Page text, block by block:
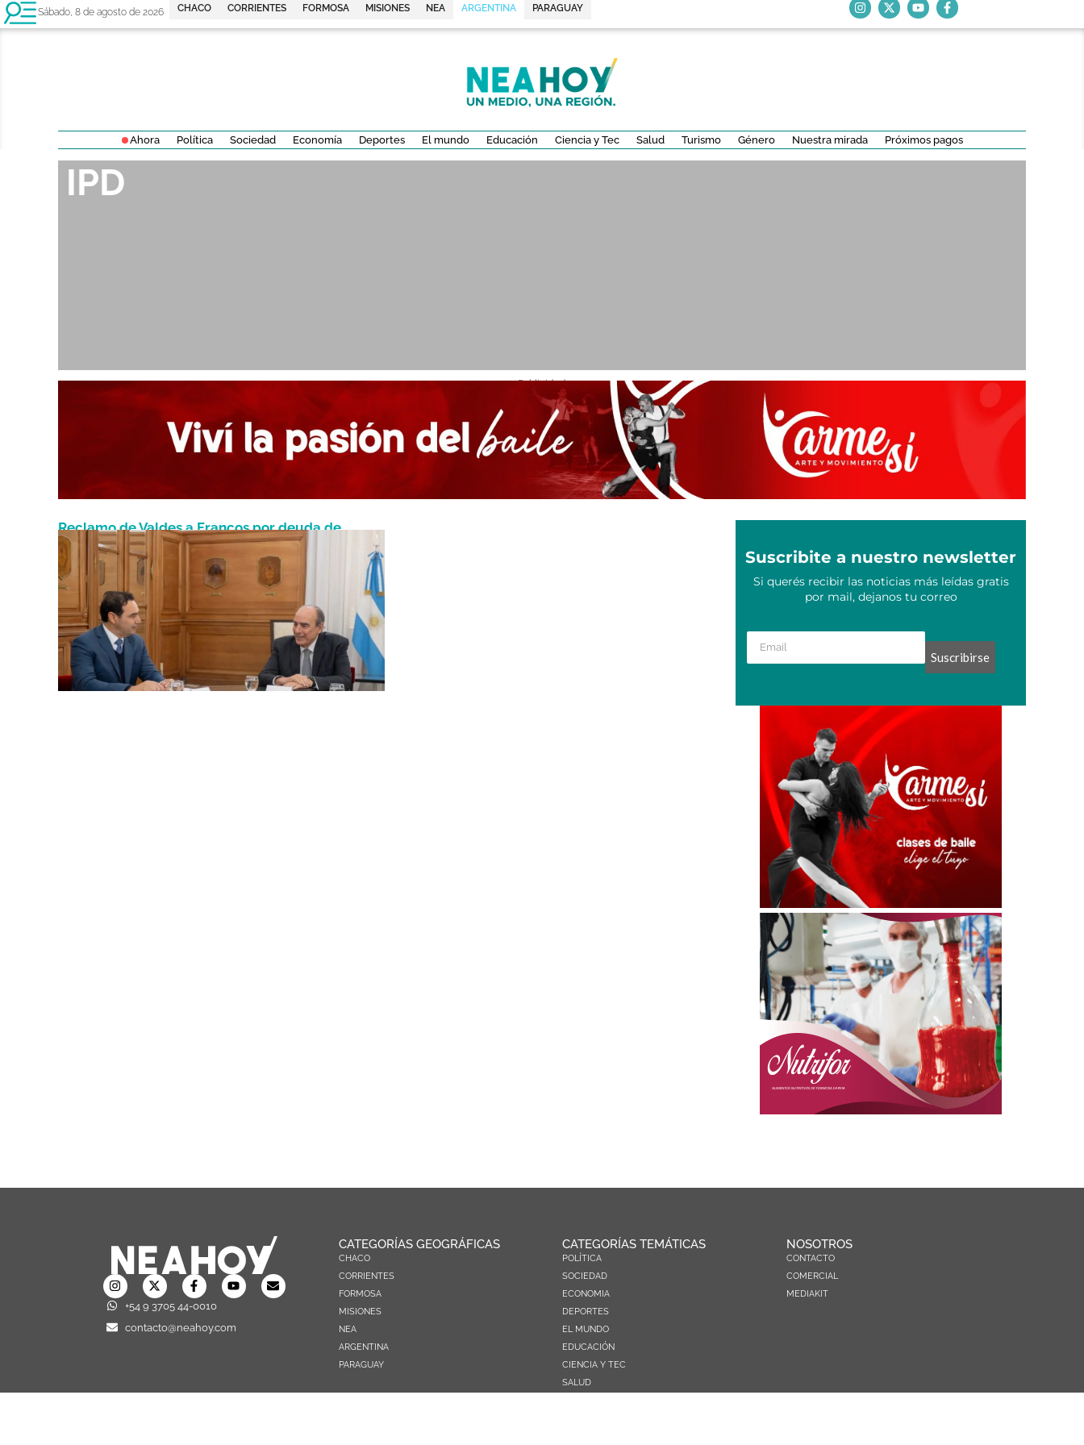
Sábado, 8 de agosto de 2026 CHACO CORRIENTES FORMOSA MISIONES NEA ARGENTINA PARAGUAY
Ahora Política Sociedad Economía Deportes El mundo Educación Ciencia y Tec Salud Turismo Género Nuestra mirada Próximos pagos
IPD
- Publicidad -
Reclamo de Valdes a Francos por deuda de
ANSES con Corrientes
Septiembre 9, 2024
Suscribite a nuestro newsletter
Si querés recibir las noticias más leídas gratis
por mail, dejanos tu correo
Suscribirse
+54 9 3705 44-0010
contacto@neahoy.com
CATEGORÍAS GEOGRÁFICAS
CHACO
CORRIENTES
FORMOSA
MISIONES
NEA
ARGENTINA
PARAGUAY
CATEGORÍAS TEMÁTICAS
POLÍTICA
SOCIEDAD
ECONOMIA
DEPORTES
EL MUNDO
EDUCACIÓN
CIENCIA Y TEC
SALUD
NOSOTROS
CONTACTO
COMERCIAL
MEDIAKIT